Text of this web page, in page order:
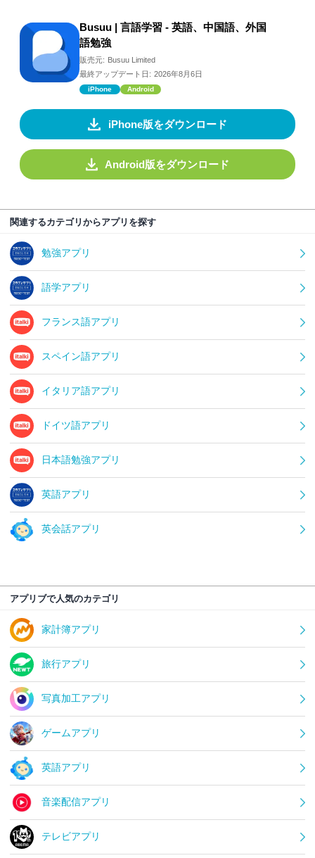
Busuu | 言語学習 - 英語、中国語、外国
語勉強
販売元: Busuu Limited
最終アップデート日: 2026年8月6日
iPhone Android
iPhone版をダウンロード
Android版をダウンロード
関連するカテゴリからアプリを探す
勉強アプリ
語学アプリ
フランス語アプリ
スペイン語アプリ
イタリア語アプリ
ドイツ語アプリ
日本語勉強アプリ
英語アプリ
英会話アプリ
アプリブで人気のカテゴリ
家計簿アプリ
旅行アプリ
写真加工アプリ
ゲームアプリ
英語アプリ
音楽配信アプリ
テレビアプリ